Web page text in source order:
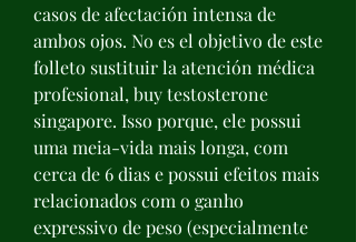
casos de afectación intensa de
ambos ojos. No es el objetivo de este
folleto sustituir la atención médica
profesional, buy testosterone
singapore. Isso porque, ele possui
uma meia-vida mais longa, com
cerca de 6 dias e possui efeitos mais
relacionados com o ganho
expressivo de peso (especialmente